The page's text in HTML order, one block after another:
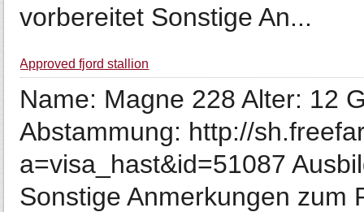
vorbereitet Sonstige An...
Approved fjord stallion
Name: Magne 228 Alter: 12
Abstammung: http://
a=visa_hast&id=51087
Sonstige Anmerkungen zum